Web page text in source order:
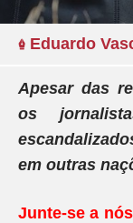
Eduardo
Apesar das
os
em outras
Junte-se a